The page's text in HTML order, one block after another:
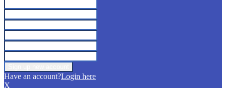
Have an account?Login here
X